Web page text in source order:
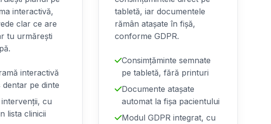
interactivă,
clar ce are
tu urmărești
interactivă
dentar pe dinte
cu
lista clinicii
tabletă, iar documentele
rămân atașate în fișă,
conforme GDPR.
Consimțăminte semnate
pe tabletă, fără printuri
Documente atașate
automat la fișa pacientului
Modul GDPR integrat, cu